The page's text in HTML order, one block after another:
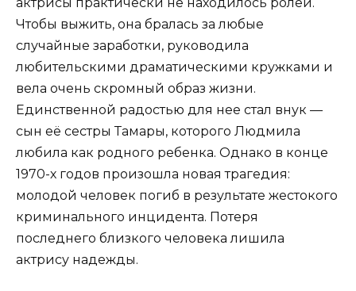
актрисы практически не находилось ролей.
Чтобы выжить, она бралась за любые
случайные заработки, руководила
любительскими драматическими кружками и
вела очень скромный образ жизни.
Единственной радостью для нее стал внук —
сын её сестры Тамары, которого Людмила
любила как родного ребенка. Однако в конце
1970-х годов произошла новая трагедия:
молодой человек погиб в результате жестокого
криминального инцидента. Потеря
последнего близкого человека лишила
актрису надежды.